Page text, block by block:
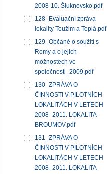
2008-10. Šluknovsko.pdf
128_Evaluační zpráva
lokality Toužim a Teplá.pdf
129_Občané o soužití s
Romy a o jejich
možnostech ve
společnosti_2009.pdf
130_ZPRÁVA O
ČINNOSTI V PILOTNÍCH
LOKALITÁCH V LETECH
2008–2011. LOKALITA
BROUMOV.pdf
131_ZPRÁVA O
ČINNOSTI V PILOTNÍCH
LOKALITÁCH V LETECH
2008–2011. LOKALITA